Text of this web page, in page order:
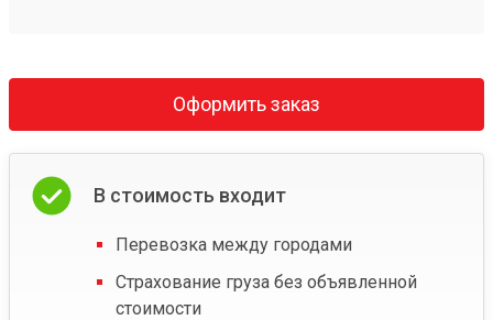
Оформить заказ
В стоимость входит
Перевозка между городами
Страхование груза без объявленной
стоимости